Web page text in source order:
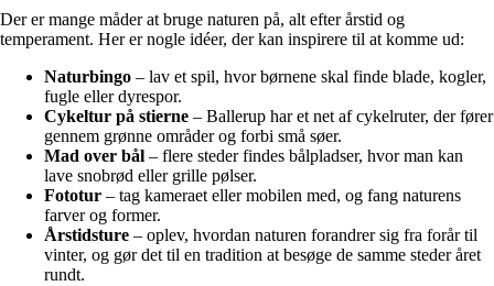
Der er mange måder at bruge naturen på, alt efter årstid og
temperament. Her er nogle idéer, der kan inspirere til at komme ud:
Naturbingo – lav et spil, hvor børnene skal finde blade, kogler,
fugle eller dyrespor.
Cykeltur på stierne – Ballerup har et net af cykelruter, der fører
gennem grønne områder og forbi små søer.
Mad over bål – flere steder findes bålpladser, hvor man kan
lave snobrød eller grille pølser.
Fototur – tag kameraet eller mobilen med, og fang naturens
farver og former.
Årstidsture – oplev, hvordan naturen forandrer sig fra forår til
vinter, og gør det til en tradition at besøge de samme steder året
rundt.